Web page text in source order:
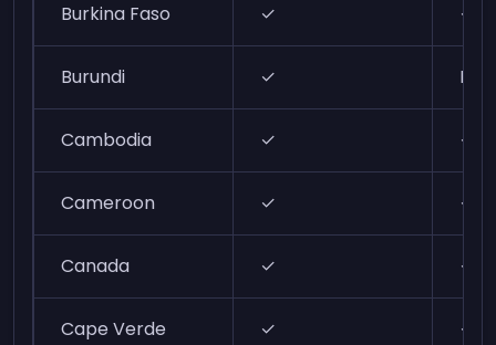
Burkina Faso ✓ ✓
Burundi ✓ N/A
Cambodia ✓ ✓
Cameroon ✓ ✓
Canada ✓ ✓
Cape Verde ✓ ✓